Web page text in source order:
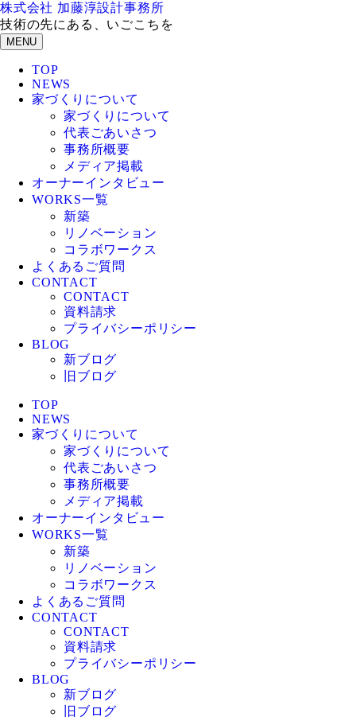
株式会社 加藤淳設計事務所
技術の先にある、いごこちを
MENU
TOP
NEWS
家づくりについて
家づくりについて
代表ごあいさつ
事務所概要
メディア掲載
オーナーインタビュー
WORKS一覧
新築
リノベーション
コラボワークス
よくあるご質問
CONTACT
CONTACT
資料請求
プライバシーポリシー
BLOG
新ブログ
旧ブログ
TOP
NEWS
家づくりについて
家づくりについて
代表ごあいさつ
事務所概要
メディア掲載
オーナーインタビュー
WORKS一覧
新築
リノベーション
コラボワークス
よくあるご質問
CONTACT
CONTACT
資料請求
プライバシーポリシー
BLOG
新ブログ
旧ブログ